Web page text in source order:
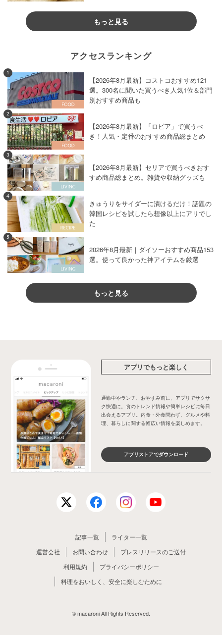
もっと見る
アクセスランキング
1
【2026年8月最新】コストコおすすめ121
選。300名に聞いた買うべき人気1位＆部門
別おすすめ商品も
2
【2026年8月最新】「ロピア」で買うべ
き！人気・定番のおすすめ商品総まとめ
3
【2026年8月最新】セリアで買うべきおす
すめ商品総まとめ。雑貨や収納グッズも
4
きゅうりをサイダーに漬けるだけ！話題の
韓国レシピを試したら想像以上にアリでし
た
5
2026年8月最新｜ダイソーおすすめ商品153
選。使って良かった神アイテムを厳選
もっと見る
アプリでもっと楽しく
通勤中やランチ、おやすみ前に、アプリでサクサ
ク快適に。食のトレンド情報や簡単レシピに毎日
出会えるアプリ。内食・外食問わず、グルメや料
理、暮らしに関する幅広い情報を楽しめます。
アプリストアでダウンロード
記事一覧
ライター一覧
運営会社
お問い合わせ
プレスリリースのご送付
利用規約
プライバシーポリシー
料理をおいしく、安全に楽しむために
© macaroni All Rights Reserved.